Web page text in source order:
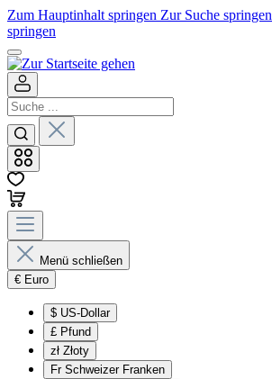
Zum Hauptinhalt springen Zur Suche springen
springen
Menü schließen
€ Euro
$ US-Dollar
£ Pfund
zł Złoty
Fr Schweizer Franken